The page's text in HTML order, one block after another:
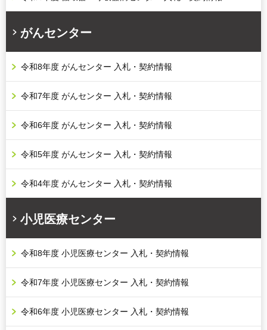
がんセンター
令和8年度 がんセンター 入札・契約情報
令和7年度 がんセンター 入札・契約情報
令和6年度 がんセンター 入札・契約情報
令和5年度 がんセンター 入札・契約情報
令和4年度 がんセンター 入札・契約情報
小児医療センター
令和8年度 小児医療センター 入札・契約情報
令和7年度 小児医療センター 入札・契約情報
令和6年度 小児医療センター 入札・契約情報